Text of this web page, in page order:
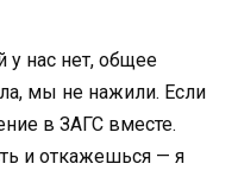
у нас нет, общее
мы не нажили. Если
в ЗАГС вместе.
и откажешься — я